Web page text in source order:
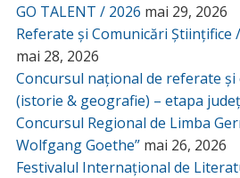
GO TALENT / 2026 mai 29, 2026
Referate și Comunicări Științifice
mai 28, 2026
Concursul național de referate
(istorie & geografie) – etapa
Concursul Regional de Limba
Wolfgang Goethe” mai 26, 2026
Festivalul Internațional de